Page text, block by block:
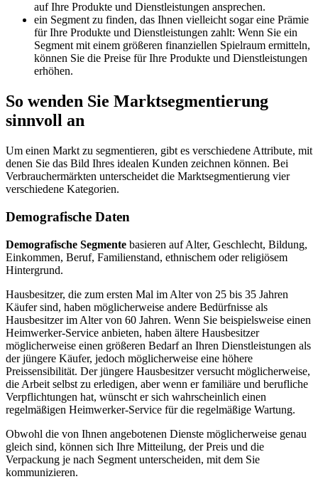
auf Ihre Produkte und Dienstleistungen ansprechen.
ein Segment zu finden, das Ihnen vielleicht sogar eine Prämie
für Ihre Produkte und Dienstleistungen zahlt: Wenn Sie ein
Segment mit einem größeren finanziellen Spielraum ermitteln,
können Sie die Preise für Ihre Produkte und Dienstleistungen
erhöhen.
So wenden Sie Marktsegmentierung
sinnvoll an
Um einen Markt zu segmentieren, gibt es verschiedene Attribute, mit
denen Sie das Bild Ihres idealen Kunden zeichnen können. Bei
Verbrauchermärkten unterscheidet die Marktsegmentierung vier
verschiedene Kategorien.
Demografische Daten
Demografische Segmente basieren auf Alter, Geschlecht, Bildung,
Einkommen, Beruf, Familienstand, ethnischem oder religiösem
Hintergrund.
Hausbesitzer, die zum ersten Mal im Alter von 25 bis 35 Jahren
Käufer sind, haben möglicherweise andere Bedürfnisse als
Hausbesitzer im Alter von 60 Jahren. Wenn Sie beispielsweise einen
Heimwerker-Service anbieten, haben ältere Hausbesitzer
möglicherweise einen größeren Bedarf an Ihren Dienstleistungen als
der jüngere Käufer, jedoch möglicherweise eine höhere
Preissensibilität. Der jüngere Hausbesitzer versucht möglicherweise,
die Arbeit selbst zu erledigen, aber wenn er familiäre und berufliche
Verpflichtungen hat, wünscht er sich wahrscheinlich einen
regelmäßigen Heimwerker-Service für die regelmäßige Wartung.
Obwohl die von Ihnen angebotenen Dienste möglicherweise genau
gleich sind, können sich Ihre Mitteilung, der Preis und die
Verpackung je nach Segment unterscheiden, mit dem Sie
kommunizieren.